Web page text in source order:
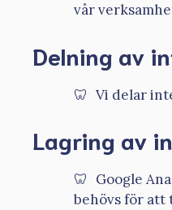
vår
Delning av
Vi delar
Lagring av
Google
behövs för att